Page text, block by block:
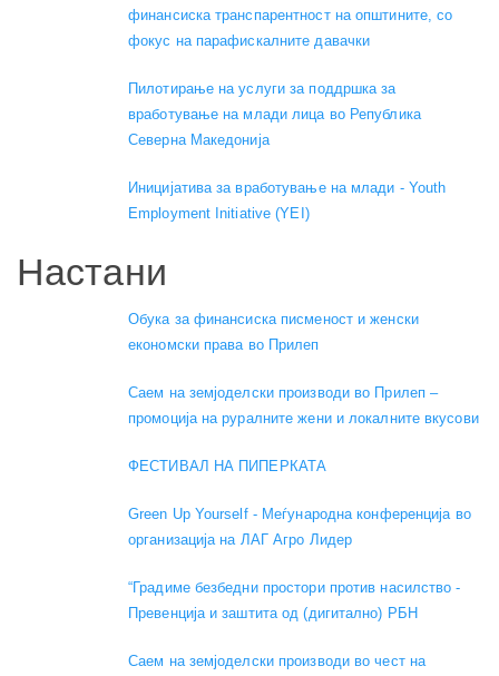
финансиска транспарентност на општините, со
фокус на парафискалните давачки
Пилотирање на услуги за поддршка за
вработување на млади лица во Република
Северна Македонија
Иницијатива за вработување на млади - Youth
Employment Initiative (YEI)
Настани
Обука за финансиска писменост и женски
економски права во Прилеп
Саем на земјоделски производи во Прилеп –
промоција на руралните жени и локалните вкусови
ФЕСТИВАЛ НА ПИПЕРКАТА
Green Up Yourself - Меѓународна конференција во
организација на ЛАГ Агро Лидер
“Градиме безбедни простори против насилство -
Превенција и заштита од (дигитално) РБН
Саем на земјоделски производи во чест на